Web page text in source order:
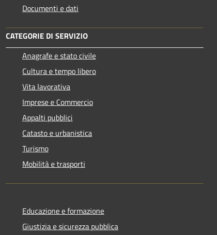
Documenti e dati
CATEGORIE DI SERVIZIO
Anagrafe e stato civile
Cultura e tempo libero
Vita lavorativa
Imprese e Commercio
Appalti pubblici
Catasto e urbanistica
Turismo
Mobilità e trasporti
Educazione e formazione
Giustizia e sicurezza pubblica